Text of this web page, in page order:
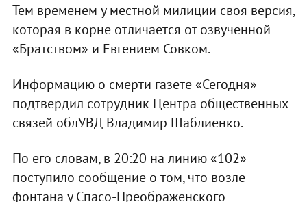
Тем временем у местной милиции своя версия,
которая в корне отличается от озвученной
«Братством» и Евгением Совком.
Информацию о смерти газете «Сегодня»
подтвердил сотрудник Центра общественных
связей облУВД Владимир Шаблиенко.
По его словам, в 20:20 на линию «102»
поступило сообщение о том, что возле
фонтана у Спасо-Преображенского